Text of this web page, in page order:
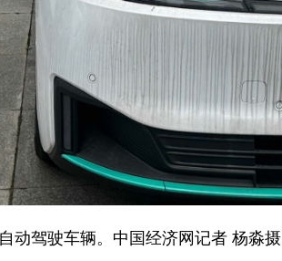
动驾驶车辆。中国经济网记者 杨淼摄